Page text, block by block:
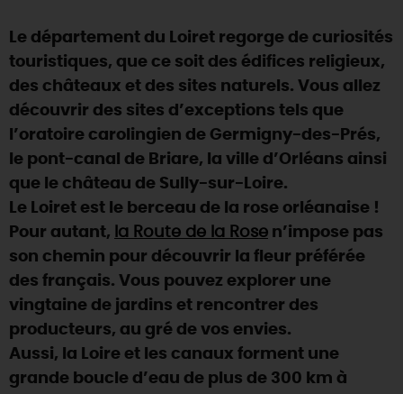
Où sortir ?
AUJOURD'HUI
DEMAIN
CE WEEK-END
CETTE SEMAINE
TOUT L'AGENDA
Le département du Loiret regorge de curiosités
touristiques, que ce soit des édifices religieux,
des châteaux et des sites naturels. Vous allez
découvrir des sites d’exceptions tels que
l’oratoire carolingien de Germigny-des-Prés,
le pont-canal de Briare, la ville d’Orléans ainsi
que le château de Sully-sur-Loire.
Le Loiret est le berceau de la rose orléanaise !
Pour autant, la Route de la Rose n’impose pas
son chemin pour découvrir la fleur préférée
des français. Vous pouvez explorer une
vingtaine de jardins et rencontrer des
producteurs, au gré de vos envies.
Aussi, la Loire et les canaux forment une
grande boucle d’eau de plus de 300 km à